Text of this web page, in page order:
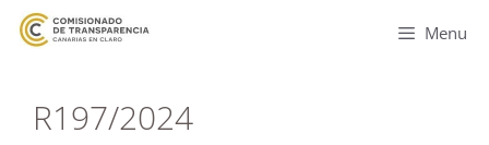
Menu
R197/2024